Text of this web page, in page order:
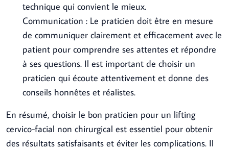
technique qui convient le mieux.
Communication : Le praticien doit être en mesure
de communiquer clairement et efficacement avec le
patient pour comprendre ses attentes et répondre
à ses questions. Il est important de choisir un
praticien qui écoute attentivement et donne des
conseils honnêtes et réalistes.
En résumé, choisir le bon praticien pour un lifting
cervico-facial non chirurgical est essentiel pour obtenir
des résultats satisfaisants et éviter les complications. Il